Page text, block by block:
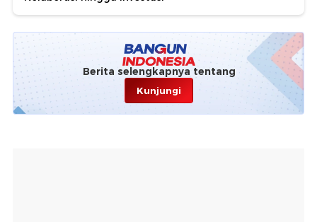
Berita selengkapnya tentang
Kunjungi